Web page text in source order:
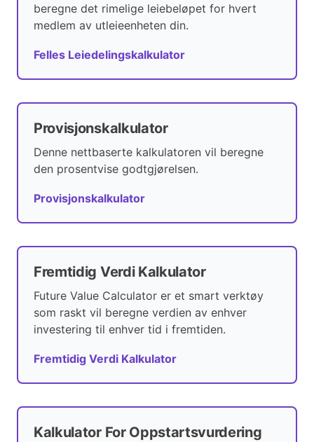
beregne det rimelige leiebeløpet for hvert
medlem av utleieenheten din.
Felles Leiedelingskalkulator
Provisjonskalkulator
Denne nettbaserte kalkulatoren vil beregne
den prosentvise godtgjørelsen.
Provisjonskalkulator
Fremtidig Verdi Kalkulator
Future Value Calculator er et smart verktøy
som raskt vil beregne verdien av enhver
investering til enhver tid i fremtiden.
Fremtidig Verdi Kalkulator
Kalkulator For Oppstartsvurdering